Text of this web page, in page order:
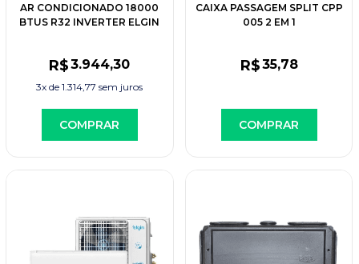
AR CONDICIONADO 18000
BTUS R32 INVERTER ELGIN
R$3.944,30
3x de1.314,77 sem juros
COMPRAR
CAIXA PASSAGEM SPLIT CPP
005 2 EM 1
R$35,78
COMPRAR